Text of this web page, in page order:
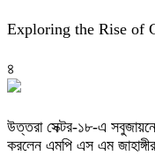
Exploring the Rise of
৪
উত্তরা সেক্টর-১৮-এ
করলেন এমপি এস এম